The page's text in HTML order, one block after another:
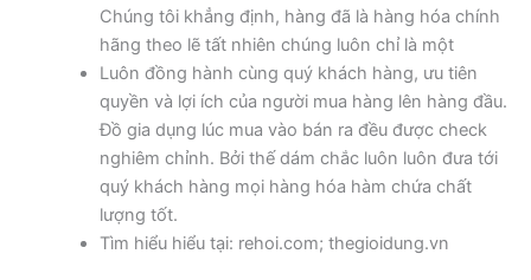
Chúng tôi khẳng định, hàng đã là hàng hóa chính
hãng theo lẽ tất nhiên chúng luôn chỉ là một
Luôn đồng hành cùng quý khách hàng, ưu tiên
quyền và lợi ích của người mua hàng lên hàng đầu.
Đồ gia dụng lúc mua vào bán ra đều được check
nghiêm chỉnh. Bởi thế dám chắc luôn luôn đưa tới
quý khách hàng mọi hàng hóa hàm chứa chất
lượng tốt.
Tìm hiểu hiểu tại: rehoi.com; thegioidung.vn